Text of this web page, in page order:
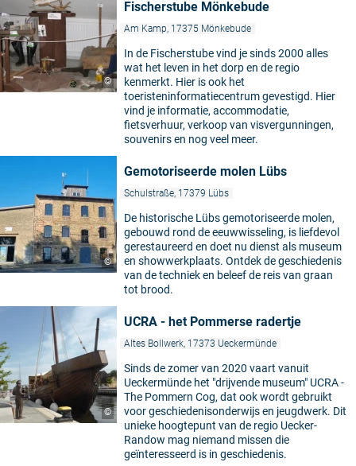
©
Fischerstube Mönkebude
Am Kamp, 17375 Mönkebude
In de Fischerstube vind je sinds 2000 alles
wat het leven in het dorp en de regio
kenmerkt. Hier is ook het
toeristeninformatiecentrum gevestigd. Hier
vind je informatie, accommodatie,
fietsverhuur, verkoop van visvergunningen,
souvenirs en nog veel meer.
©
Gemotoriseerde molen Lübs
Schulstraße, 17379 Lübs
De historische Lübs gemotoriseerde molen,
gebouwd rond de eeuwwisseling, is liefdevol
gerestaureerd en doet nu dienst als museum
en showwerkplaats. Ontdek de geschiedenis
van de techniek en beleef de reis van graan
tot brood.
©
UCRA - het Pommerse radertje
Altes Bollwerk, 17373 Ueckermünde
Sinds de zomer van 2020 vaart vanuit
Ueckermünde het "drijvende museum" UCRA -
The Pommern Cog, dat ook wordt gebruikt
voor geschiedenisonderwijs en jeugdwerk. Dit
unieke hoogtepunt van de regio Uecker-
Randow mag niemand missen die
geïnteresseerd is in geschiedenis.